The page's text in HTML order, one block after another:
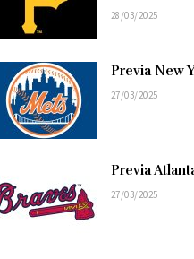
28/03/2025
Previa New
27/03/2025
Previa
27/03/2025